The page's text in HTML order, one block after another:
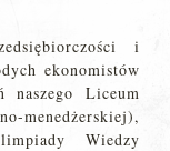
i
ekonomistów
naszego Liceum
menedżerskiej),
Wiedzy